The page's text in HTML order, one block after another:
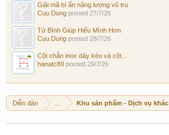
Giải mã bí ẩn năng lượng vũ trụ
Cuu Dung posted 27/7/26
Tử Bình Giúp Hiểu Mình Hơn
Cuu Dung posted 28/7/26
Cột chắn inox dây kéo và cột...
hanatc89 posted 29/7/26
Diễn đàn Khu sản phẩm - Dịch vụ khác